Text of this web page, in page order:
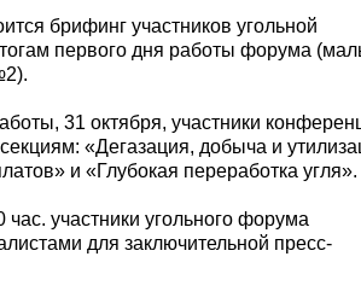
брифинг участников угольной
первого дня работы форума
31 октября, участники
«Дегазация, добыча и
и «Глубокая переработка угля».
участники угольного форума
для заключительной пресс-